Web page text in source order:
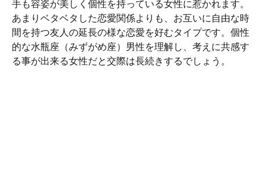
手も容姿が美しく個性を持っている女性に惹かれます。
あまりベタベタした恋愛関係よりも、お互いに自由な時
間を持つ友人の延長の様な恋愛を好むタイプです。個性
的な水瓶座（みずがめ座）男性を理解し、考えに共感す
る事が出来る女性だと交際は長続きするでしょう。